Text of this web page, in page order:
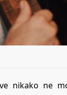
nikako ne